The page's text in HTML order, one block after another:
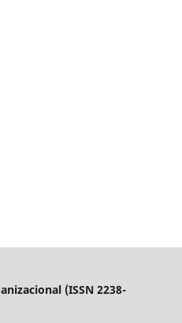
(ISSN 2238-